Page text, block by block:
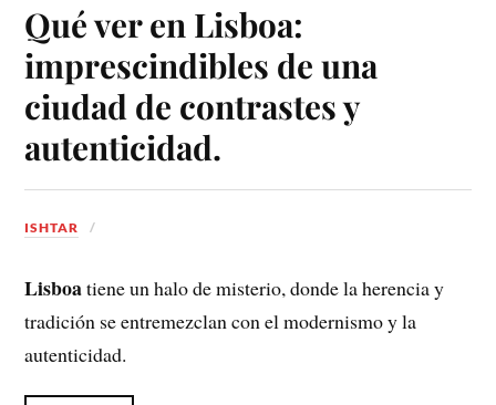
Qué ver en Lisboa:
imprescindibles de una
ciudad de contrastes y
autenticidad.
ISHTAR
Lisboatiene un halo de misterio, donde la herencia y
tradición se entremezclan con el modernismo y la
autenticidad.